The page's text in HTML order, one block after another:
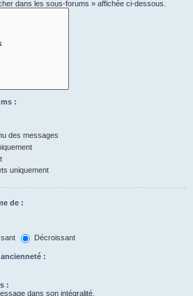
dans les sous-forums » affichée ci-dessous.
:
des messages
uniquement
de :
Décroissant
:
:
dans son intégralité.